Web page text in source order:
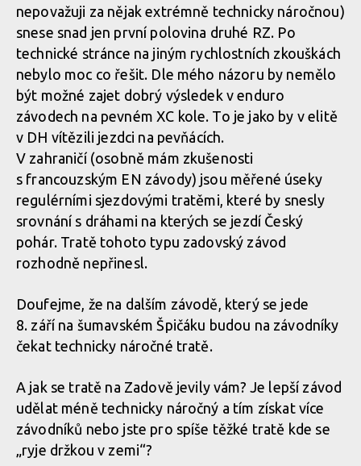
nepovažuji za nějak extrémně technicky náročnou)
snese snad jen první polovina druhé RZ. Po
technické stránce na jiným rychlostních zkouškách
nebylo moc co řešit. Dle mého názoru by nemělo
být možné zajet dobrý výsledek v enduro
závodech na pevném XC kole. To je jako by v elitě
v DH vítězili jezdci na pevňácích.
V zahraničí (osobně mám zkušenosti
s francouzským EN závody) jsou měřené úseky
regulérními sjezdovými tratěmi, které by snesly
srovnání s dráhami na kterých se jezdí Český
pohár. Tratě tohoto typu zadovský závod
rozhodně nepřinesl.
Doufejme, že na dalším závodě, který se jede
8. září na šumavském Špičáku budou na závodníky
čekat technicky náročné tratě.
A jak se tratě na Zadově jevily vám? Je lepší závod
udělat méně technicky náročný a tím získat více
závodníků nebo jste pro spíše těžké tratě kde se
„ryje držkou v zemi“?